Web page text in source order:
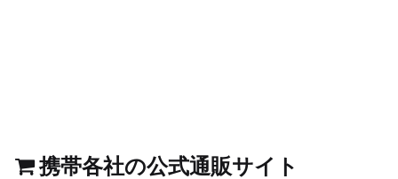
携帯各社の公式通販サイト